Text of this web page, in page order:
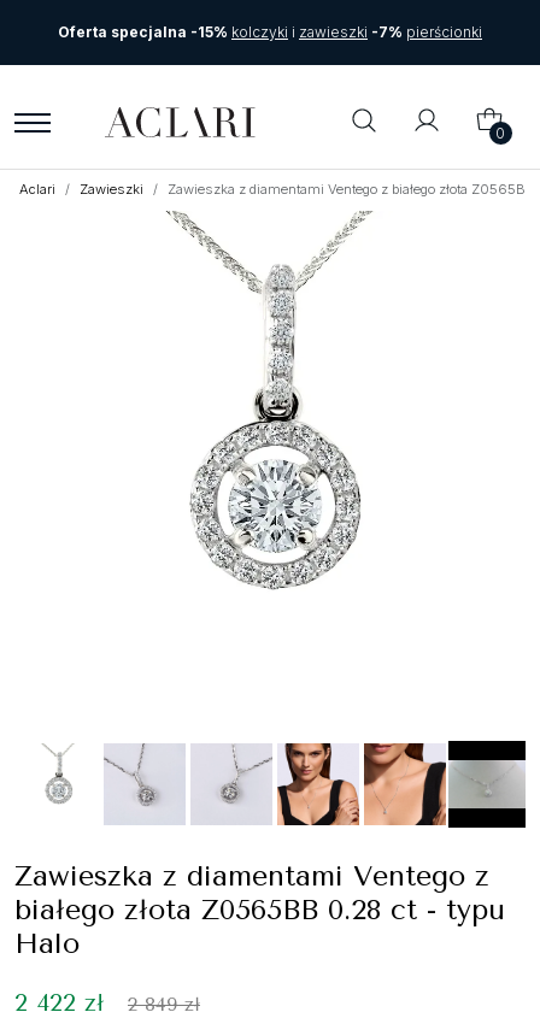
Oferta specjalna -15% kolczyki i zawieszki -7% pierścionki
0
Aclari Zawieszki Zawieszka z diamentami Ventego z białego złota Z0565BB
Zawieszka z diamentami Ventego z
białego złota Z0565BB 0.28 ct - typu
Halo
2 422 zł 2 849 zł